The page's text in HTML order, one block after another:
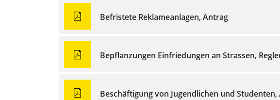
Befristete Reklameanlagen, Antrag
Bepflanzungen Einfriedungen an Strassen,
Beschäftigung von Jugendlichen und Studenten,